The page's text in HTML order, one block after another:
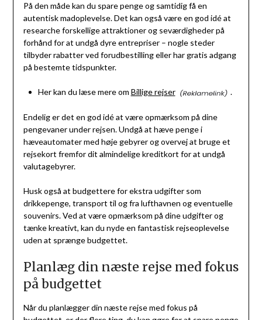
På den måde kan du spare penge og samtidig få en
autentisk madoplevelse. Det kan også være en god idé at
researche forskellige attraktioner og seværdigheder på
forhånd for at undgå dyre entrepriser – nogle steder
tilbyder rabatter ved forudbestilling eller har gratis adgang
på bestemte tidspunkter.
Her kan du læse mere om Billige rejser .
Endelig er det en god idé at være opmærksom på dine
pengevaner under rejsen. Undgå at hæve penge i
hæveautomater med høje gebyrer og overvej at bruge et
rejsekort fremfor dit almindelige kreditkort for at undgå
valutagebyrer.
Husk også at budgettere for ekstra udgifter som
drikkepenge, transport til og fra lufthavnen og eventuelle
souvenirs. Ved at være opmærksom på dine udgifter og
tænke kreativt, kan du nyde en fantastisk rejseoplevelse
uden at sprænge budgettet.
Planlæg din næste rejse med fokus
på budgettet
Når du planlægger din næste rejse med fokus på